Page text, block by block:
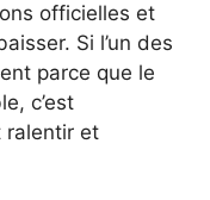
officielles et
Si l’un des
parce que le
c’est
ralentir et